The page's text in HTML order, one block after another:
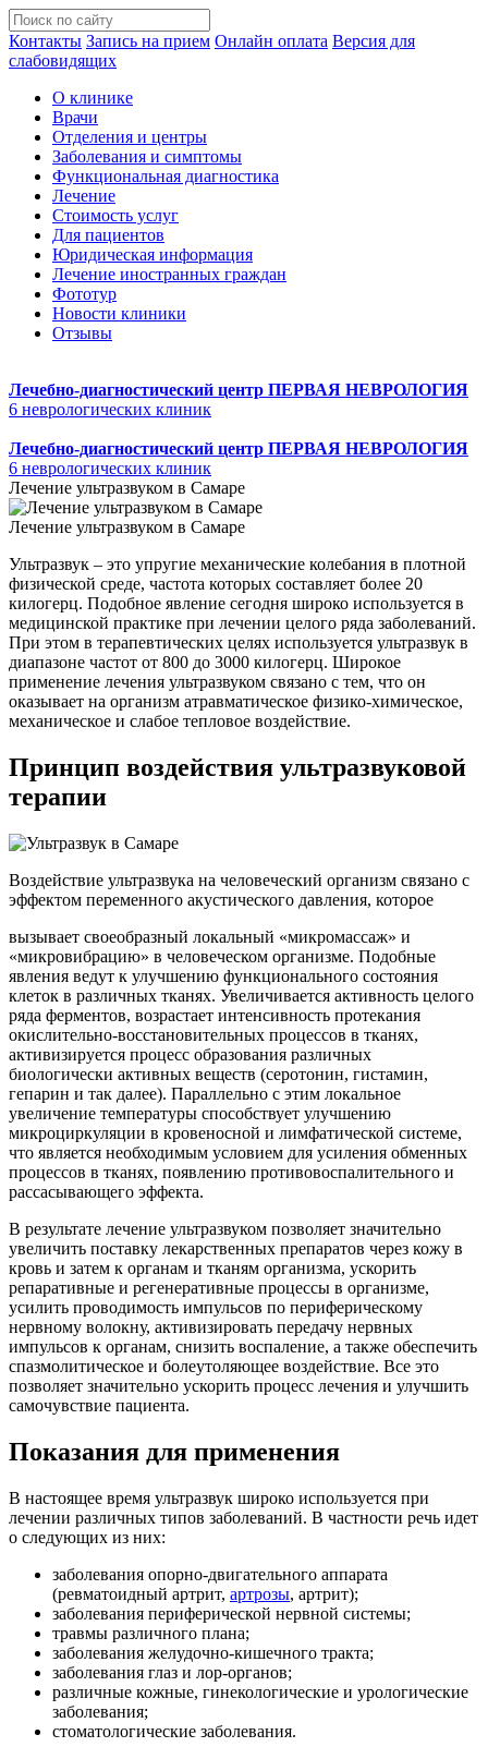
Контакты Запись на прием Онлайн оплата Версия для
слабовидящих
О клинике
Врачи
Отделения и центры
Заболевания и симптомы
Функциональная диагностика
Лечение
Стоимость услуг
Для пациентов
Юридическая информация
Лечение иностранных граждан
Фототур
Новости клиники
Отзывы
Лечебно-диагностический центр ПЕРВАЯ НЕВРОЛОГИЯ
6 неврологических клиник
Лечебно-диагностический центр ПЕРВАЯ НЕВРОЛОГИЯ
6 неврологических клиник
Лечение ультразвуком в Самаре
Лечение ультразвуком в Самаре
Ультразвук – это упругие механические колебания в плотной
физической среде, частота которых составляет более 20
килогерц. Подобное явление сегодня широко используется в
медицинской практике при лечении целого ряда заболеваний.
При этом в терапевтических целях используется ультразвук в
диапазоне частот от 800 до 3000 килогерц. Широкое
применение лечения ультразвуком связано с тем, что он
оказывает на организм атравматическое физико-химическое,
механическое и слабое тепловое воздействие.
Принцип воздействия ультразвуковой
терапии
Воздействие ультразвука на человеческий организм связано с
эффектом переменного акустического давления, которое
вызывает своеобразный локальный «микромассаж» и
«микровибрацию» в человеческом организме. Подобные
явления ведут к улучшению функционального состояния
клеток в различных тканях. Увеличивается активность целого
ряда ферментов, возрастает интенсивность протекания
окислительно-восстановительных процессов в тканях,
активизируется процесс образования различных
биологически активных веществ (серотонин, гистамин,
гепарин и так далее). Параллельно с этим локальное
увеличение температуры способствует улучшению
микроциркуляции в кровеносной и лимфатической системе,
что является необходимым условием для усиления обменных
процессов в тканях, появлению противовоспалительного и
рассасывающего эффекта.
В результате лечение ультразвуком позволяет значительно
увеличить поставку лекарственных препаратов через кожу в
кровь и затем к органам и тканям организма, ускорить
репаративные и регенеративные процессы в организме,
усилить проводимость импульсов по периферическому
нервному волокну, активизировать передачу нервных
импульсов к органам, снизить воспаление, а также обеспечить
спазмолитическое и болеутоляющее воздействие. Все это
позволяет значительно ускорить процесс лечения и улучшить
самочувствие пациента.
Показания для применения
В настоящее время ультразвук широко используется при
лечении различных типов заболеваний. В частности речь идет
о следующих из них:
заболевания опорно-двигательного аппарата
(ревматоидный артрит, артрозы, артрит);
заболевания периферической нервной системы;
травмы различного плана;
заболевания желудочно-кишечного тракта;
заболевания глаз и лор-органов;
различные кожные, гинекологические и урологические
заболевания;
стоматологические заболевания.